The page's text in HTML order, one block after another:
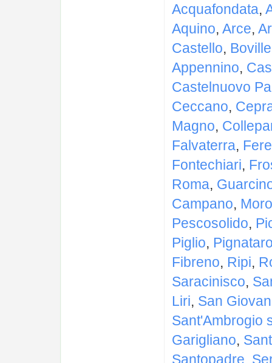
Acquafondata,
Aquino, Arce,
Castello,
Appennino,
Castelnuovo
Ceccano,
Magno,
Falvaterra,
Fontechiari,
Roma,
Campano,
Pescosolido,
Piglio,
Fibreno, Ripi,
Saracinisco,
Liri, San
Sant'Ambrogio
Garigliano,
Santopadre